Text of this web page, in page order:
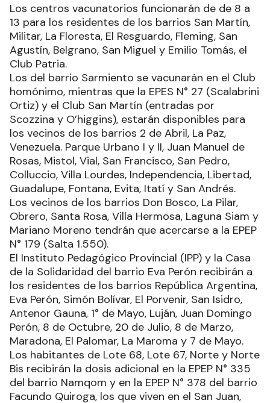
Los centros vacunatorios funcionarán de de 8 a
13 para los residentes de los barrios San Martín,
Militar, La Floresta, El Resguardo, Fleming, San
Agustín, Belgrano, San Miguel y Emilio Tomás, el
Club Patria.
Los del barrio Sarmiento se vacunarán en el Club
homónimo, mientras que la EPES N° 27 (Scalabrini
Ortiz) y el Club San Martín (entradas por
Scozzina y O’higgins), estarán disponibles para
los vecinos de los barrios 2 de Abril, La Paz,
Venezuela. Parque Urbano I y II, Juan Manuel de
Rosas, Mistol, Vial, San Francisco, San Pedro,
Colluccio, Villa Lourdes, Independencia, Libertad,
Guadalupe, Fontana, Evita, Itatí y San Andrés.
Los vecinos de los barrios Don Bosco, La Pilar,
Obrero, Santa Rosa, Villa Hermosa, Laguna Siam y
Mariano Moreno tendrán que acercarse a la EPEP
N° 179 (Salta 1.550).
El Instituto Pedagógico Provincial (IPP) y la Casa
de la Solidaridad del barrio Eva Perón recibirán a
los residentes de los barrios República Argentina,
Eva Perón, Simón Bolívar, El Porvenir, San Isidro,
Antenor Gauna, 1° de Mayo, Luján, Juan Domingo
Perón, 8 de Octubre, 20 de Julio, 8 de Marzo,
Maradona, El Palomar, La Maroma y 7 de Mayo.
Los habitantes de Lote 68, Lote 67, Norte y Norte
Bis recibirán la dosis adicional en la EPEP N° 335
del barrio Namqom y en la EPEP N° 378 del barrio
Facundo Quiroga, los que viven en el San Juan,